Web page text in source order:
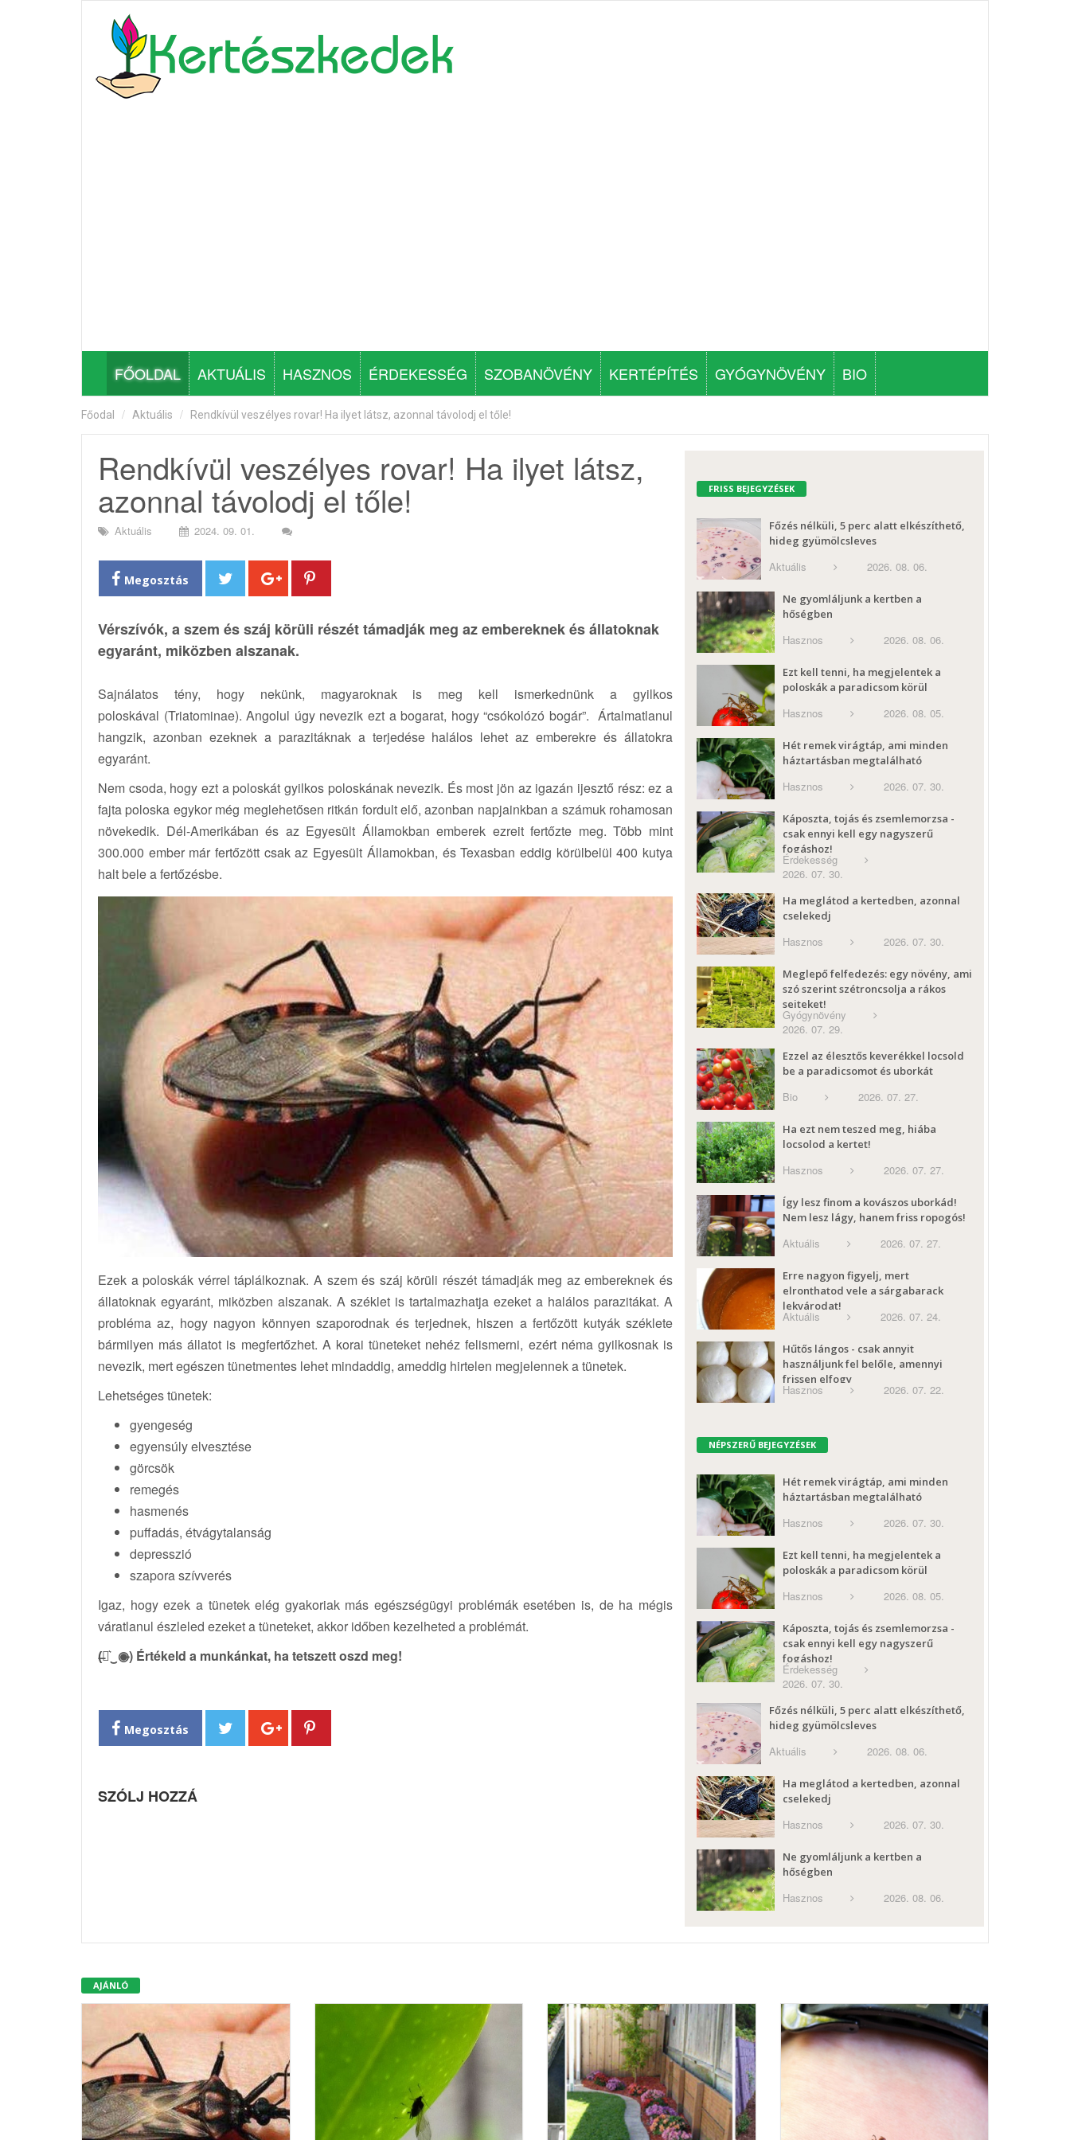
FŐOLDAL AKTUÁLIS HASZNOS ÉRDEKESSÉG SZOBANÖVÉNY KERTÉPÍTÉS GYÓGYNÖVÉNY BIO
Főodal Aktuális Rendkívül veszélyes rovar! Ha ilyet látsz, azonnal távolodj el tőle!
Rendkívül veszélyes rovar! Ha ilyet látsz,
azonnal távolodj el tőle!
Aktuális 2024. 09. 01.
Megosztás
Vérszívók, a szem és száj körüli részét támadják meg az embereknek és állatoknak
egyaránt, miközben alszanak.
Sajnálatos tény, hogy nekünk, magyaroknak is meg kell ismerkednünk a gyilkos
poloskával (Triatominae). Angolul úgy nevezik ezt a bogarat, hogy “csókolózó bogár”. Ártalmatlanul
hangzik, azonban ezeknek a parazitáknak a terjedése halálos lehet az emberekre és állatokra
egyaránt.
Nem csoda, hogy ezt a poloskát gyilkos poloskának nevezik. És most jön az igazán ijesztő rész: ez a
fajta poloska egykor még meglehetősen ritkán fordult elő, azonban napjainkban a számuk rohamosan
növekedik. Dél-Amerikában és az Egyesült Államokban emberek ezreit fertőzte meg. Több mint
300.000 ember már fertőzött csak az Egyesült Államokban, és Texasban eddig körülbelül 400 kutya
halt bele a fertőzésbe.
Ezek a poloskák vérrel táplálkoznak. A szem és száj körüli részét támadják meg az embereknek és
állatoknak egyaránt, miközben alszanak. A széklet is tartalmazhatja ezeket a halálos parazitákat. A
probléma az, hogy nagyon könnyen szaporodnak és terjednek, hiszen a fertőzött kutyák széklete
bármilyen más állatot is megfertőzhet. A korai tüneteket nehéz felismerni, ezért néma gyilkosnak is
nevezik, mert egészen tünetmentes lehet mindaddig, ameddig hirtelen megjelennek a tünetek.
Lehetséges tünetek:
gyengeség
egyensúly elvesztése
görcsök
remegés
hasmenés
puffadás, étvágytalanság
depresszió
szapora szívverés
Igaz, hogy ezek a tünetek elég gyakoriak más egészségügyi problémák esetében is, de ha mégis
váratlanul észleled ezeket a tüneteket, akkor időben kezelheted a problémát.
(̶◉͛‿◉̶) Értékeld a munkánkat, ha tetszett oszd meg!
Megosztás
SZÓLJ HOZZÁ
FRISS BEJEGYZÉSEK
Főzés nélküli, 5 perc alatt elkészíthető,
hideg gyümölcsleves
Aktuális 2026. 08. 06.
Ne gyomláljunk a kertben a
hőségben
Hasznos 2026. 08. 06.
Ezt kell tenni, ha megjelentek a
poloskák a paradicsom körül
Hasznos 2026. 08. 05.
Hét remek virágtáp, ami minden
háztartásban megtalálható
Hasznos 2026. 07. 30.
Káposzta, tojás és zsemlemorzsa -
csak ennyi kell egy nagyszerű
fogáshoz!
Érdekesség
2026. 07. 30.
Ha meglátod a kertedben, azonnal
cselekedj
Hasznos 2026. 07. 30.
Meglepő felfedezés: egy növény, ami
szó szerint szétroncsolja a rákos
sejteket!
Gyógynövény
2026. 07. 29.
Ezzel az élesztős keverékkel locsold
be a paradicsomot és uborkát
Bio 2026. 07. 27.
Ha ezt nem teszed meg, hiába
locsolod a kertet!
Hasznos 2026. 07. 27.
Így lesz finom a kovászos uborkád!
Nem lesz lágy, hanem friss ropogós!
Aktuális 2026. 07. 27.
Erre nagyon figyelj, mert
elronthatod vele a sárgabarack
lekvárodat!
Aktuális 2026. 07. 24.
Hűtős lángos - csak annyit
használjunk fel belőle, amennyi
frissen elfogy
Hasznos 2026. 07. 22.
NÉPSZERŰ BEJEGYZÉSEK
Hét remek virágtáp, ami minden
háztartásban megtalálható
Hasznos 2026. 07. 30.
Ezt kell tenni, ha megjelentek a
poloskák a paradicsom körül
Hasznos 2026. 08. 05.
Káposzta, tojás és zsemlemorzsa -
csak ennyi kell egy nagyszerű
fogáshoz!
Érdekesség
2026. 07. 30.
Főzés nélküli, 5 perc alatt elkészíthető,
hideg gyümölcsleves
Aktuális 2026. 08. 06.
Ha meglátod a kertedben, azonnal
cselekedj
Hasznos 2026. 07. 30.
Ne gyomláljunk a kertben a
hőségben
Hasznos 2026. 08. 06.
AJÁNLÓ